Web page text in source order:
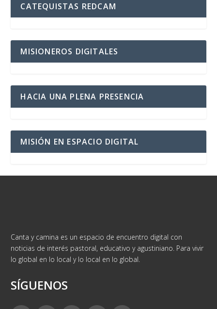
CATEQUISTAS REDCAM
MISIONEROS DIGITALES
HACIA UNA PLENA PRESENCIA
MISIÓN EN ESPACIO DIGITAL
Canta y camina es un espacio de encuentro digital con
noticias de interés pastoral, educativo y agustiniano. Para vivir
lo global en lo local y lo local en lo global.
SÍGUENOS